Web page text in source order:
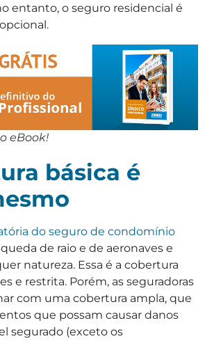
entanto, o seguro residencial é
eBook!
básica é
do seguro de condomínio
de raio e de aeronaves e
natureza. Essa é a cobertura
e restrita. Porém, as seguradoras
com uma cobertura ampla, que
que possam causar danos
segurado (exceto os